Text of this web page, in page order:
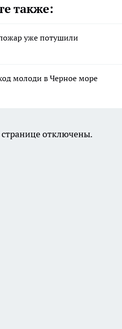
также:
уже потушили
молоди в Черное море
отключены.